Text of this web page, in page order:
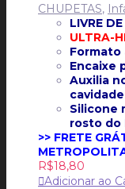
CHUPETAS,
LIVRE
ULTRA-
Encaixe
Auxilia
Silicone
rosto do
>> FRETE
R$18,80
Adicionar ao